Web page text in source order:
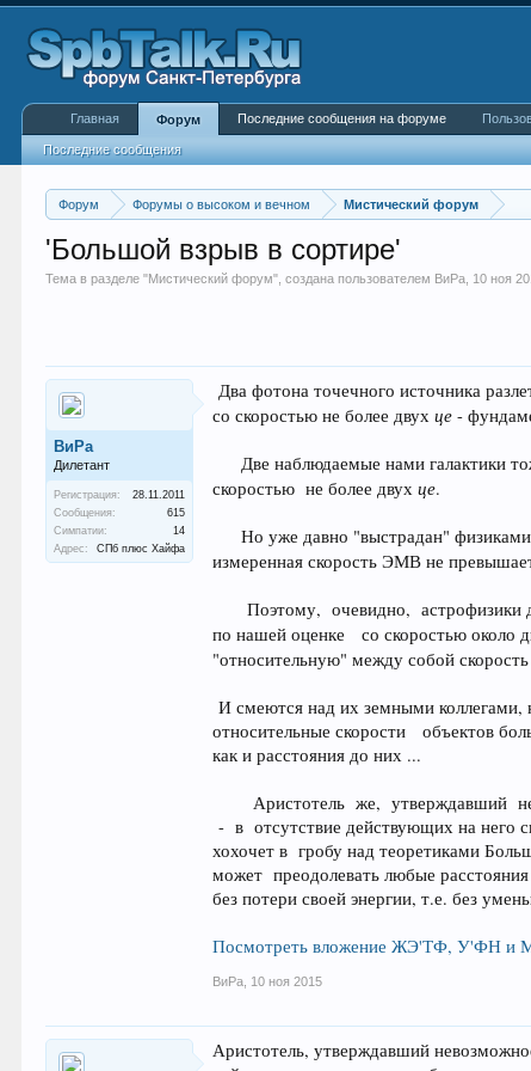
Форум Форумы о высоком и вечном Мистический форум
'Большой взрыв в сортире'
Тема в разделе "Мистический форум", создана пользователем ВиРа 10 ноя
ВиРа
Дилетант
Регистрация:
28.11.2011
Сообщения:
615
Симпатии:
14
Адрес:
СПб плюс Хайфа
Два фотона точечного источника
со скоростью не более двухце -
Две наблюдаемые нами галактики
скоростью не более двухце.
Но уже давно
измеренная скорость ЭМВ не
Поэтому, очевидно, астрофизики
по нашей оценке со скоростью около
"относительную" между собой
И смеются над их земными коллегами,
относительные скорости объектов
как и расстояния до них ...
Аристотель же, утверждавший
- в отсутствие действующих на него
хохочет в гробу над теоретиками
может преодолевать любые
без потери своей энергии, т.е. без
Посмотреть вложение ЖЭ'ТФ, У'ФН и
ВиРа 10 ноя 2015
Аристотель, утверждавший
Главная Форум
Последние сообщения
Последние сообщения на форуме